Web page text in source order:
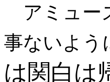
アミュー
事ないよう
は関白は